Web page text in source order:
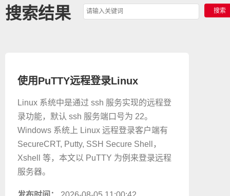
搜索结果
使用PuTTY远程登录Linux
Linux 系统中是通过 ssh 服务实现的远程登
录功能，默认 ssh 服务端口号为 22。
Windows 系统上 Linux 远程登录客户端有
SecureCRT, Putty, SSH Secure Shell，
Xshell 等，本文以 PuTTY 为例来登录远程
服务器。